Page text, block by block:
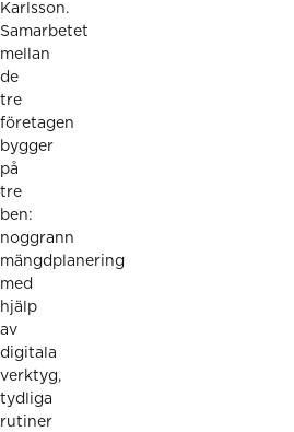
Karlsson.
Samarbetet
mellan
de
tre
företagen
bygger
på
tre
ben:
noggrann
mängdplanering
med
hjälp
av
digitala
verktyg,
tydliga
rutiner